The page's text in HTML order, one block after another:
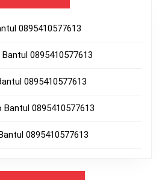
0895410577613
0895410577613
0895410577613
0895410577613
0895410577613